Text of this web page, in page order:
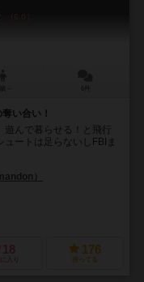
6.0
い合い！
んで暮らせる！と飛行
ートは足らないしFBIま
）
18
に入り
176
持ってる